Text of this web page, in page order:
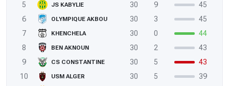
5
JS KABYLIE 30 9
45
6
OLYMPIQUE AKBOU 30 3
45
7
KHENCHELA 30 0
44
8
BEN AKNOUN 30 2
43
9
CS CONSTANTINE 30 5
43
10
USM ALGER 30 5
39